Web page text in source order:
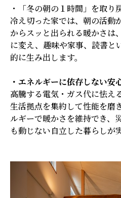
・「冬の朝の１時間」を取り
冷え切った家では、朝の活動
からスッと出られる暖かさは
に変え、趣味や家事、読書と
的に生み出します。
・エネルギーに依存しない安
高騰する電気・ガス代に怯え
生活拠点を集約して性能を磨
ルギーで暖かさを維持でき、
も動じない自立した暮らしが